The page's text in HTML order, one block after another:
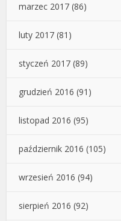
marzec 2017 (86)
luty 2017 (81)
styczeń 2017 (89)
grudzień 2016 (91)
listopad 2016 (95)
październik 2016 (105)
wrzesień 2016 (94)
sierpień 2016 (92)